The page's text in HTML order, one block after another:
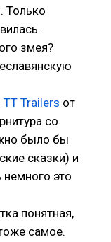
Только
змея?
TT Trailers от
со
было бы
сказки) и
это
понятная,
самое.